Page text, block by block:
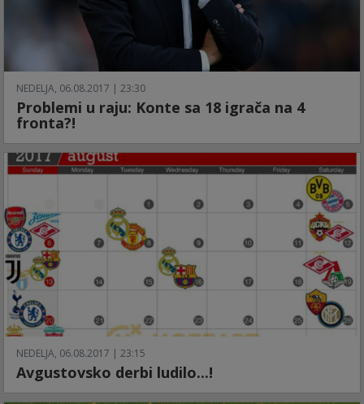
NEDELJA, 06.08.2017 | 23:30
Problemi u raju: Konte sa 18 igrača na 4
fronta?!
NEDELJA, 06.08.2017 | 23:15
Avgustovsko derbi ludilo...!